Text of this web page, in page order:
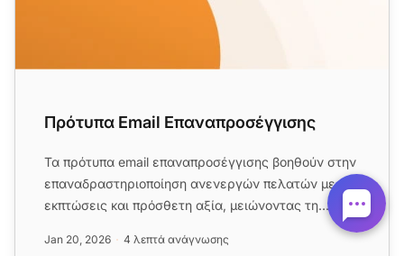
Πρότυπα Email Επαναπροσέγγισης
Τα πρότυπα email επαναπροσέγγισης βοηθούν στην
επαναδραστηριοποίηση ανενεργών πελατών με
εκπτώσεις και πρόσθετη αξία, μειώνοντας τη
Jan 20, 2026 4 λεπτά ανάγνωσης